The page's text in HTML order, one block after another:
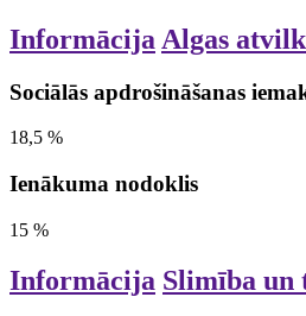
Informācija Algas
Sociālās apdrošināšanas
18,5 %
Ienākuma nodoklis
15 %
Informācija Slimība un